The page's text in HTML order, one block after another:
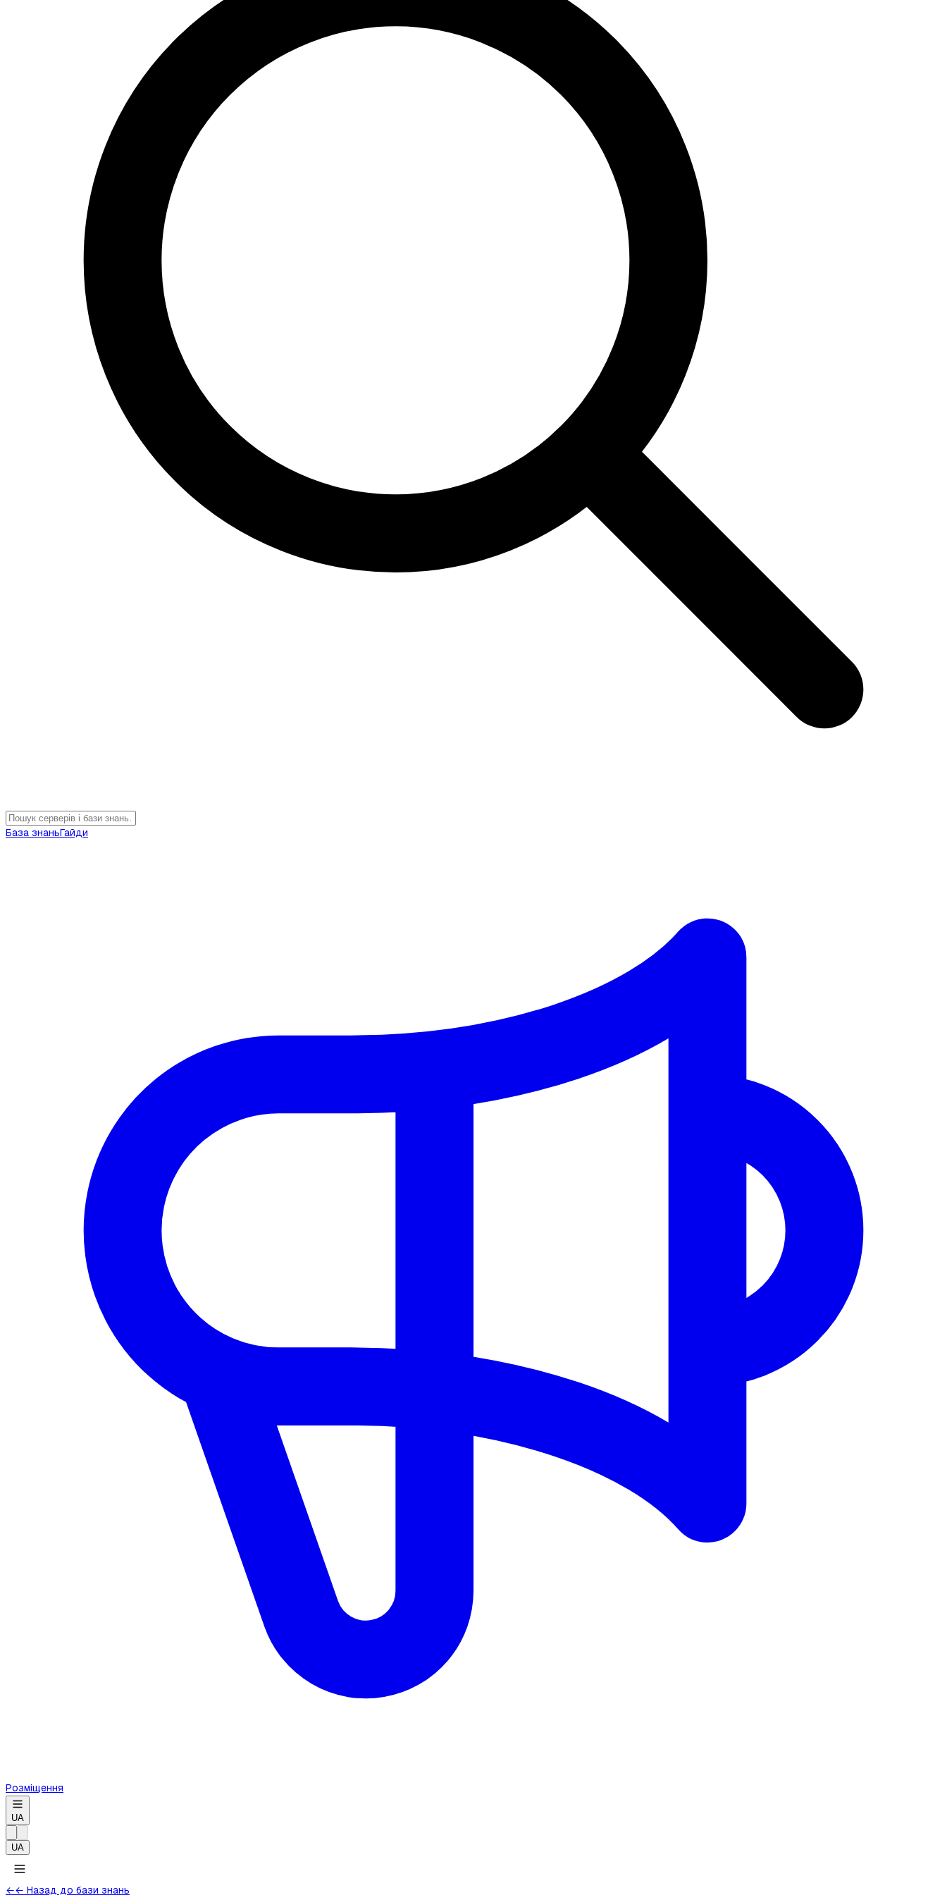
База знаньГайди
Розміщення
UA
UA
←← Назад до бази знань